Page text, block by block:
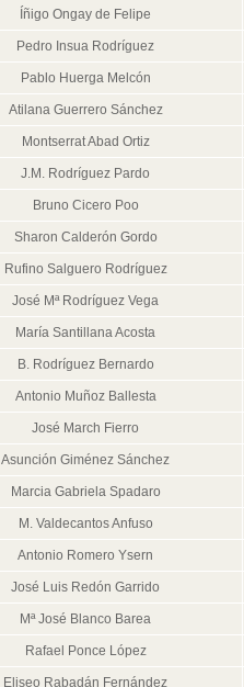
Íñigo Ongay de Felipe
Pedro Insua Rodríguez
Pablo Huerga Melcón
Atilana Guerrero Sánchez
Montserrat Abad Ortiz
J.M. Rodríguez Pardo
Bruno Cicero Poo
Sharon Calderón Gordo
Rufino Salguero Rodríguez
José Mª Rodríguez Vega
María Santillana Acosta
B. Rodríguez Bernardo
Antonio Muñoz Ballesta
José March Fierro
Asunción Giménez Sánchez
Marcia Gabriela Spadaro
M. Valdecantos Anfuso
Antonio Romero Ysern
José Luis Redón Garrido
Mª José Blanco Barea
Rafael Ponce López
Eliseo Rabadán Fernández